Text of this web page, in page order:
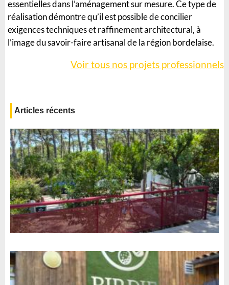
essentielles dans l’aménagement sur mesure. Ce type de
réalisation démontre qu’il est possible de concilier
exigences techniques et raffinement architectural, à
l’image du savoir-faire artisanal de la région bordelaise.
Voir tous nos projets professionnels
Articles récents